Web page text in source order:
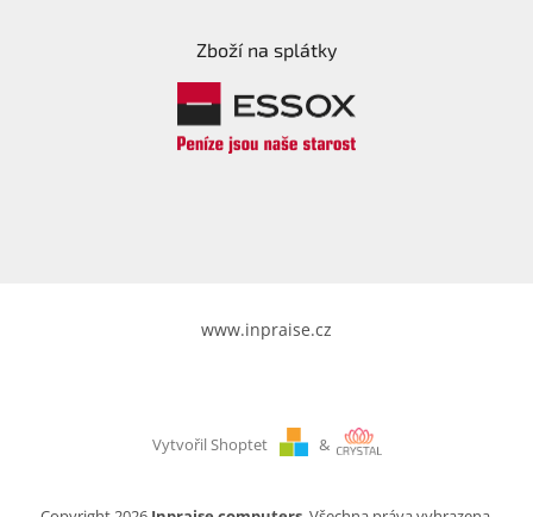
Zboží na splátky
www.inpraise.cz
Vytvořil Shoptet &